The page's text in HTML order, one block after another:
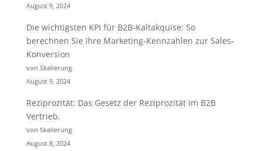
August 9, 2024
Die wichtigsten KPI für B2B-Kaltakquise: So
berechnen Sie Ihre Marketing-Kennzahlen zur Sales-
Konversion
von Skalierung
August 9, 2024
Reziprozität: Das Gesetz der Reziprozität im B2B
Vertrieb.
von Skalierung
August 8, 2024